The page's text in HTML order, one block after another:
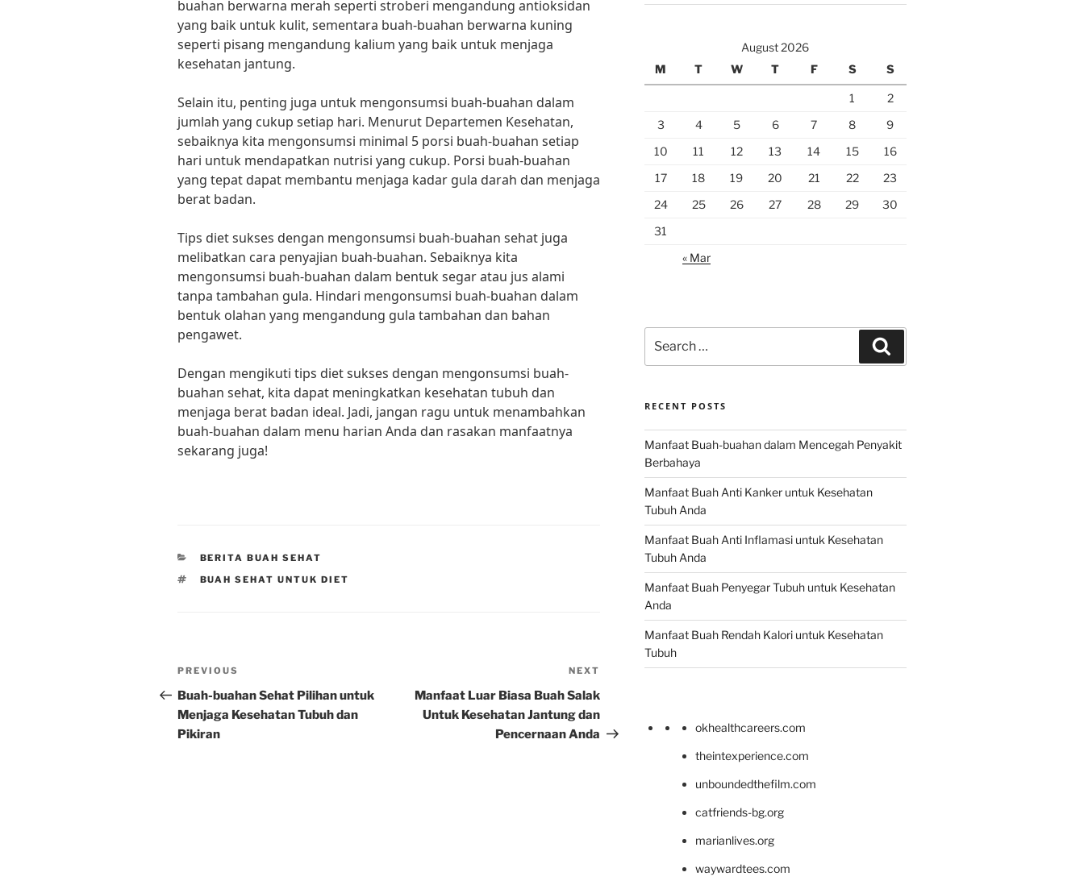
buahan berwarna merah seperti stroberi mengandung antioksidan
yang baik untuk kulit, sementara buah-buahan berwarna kuning
seperti pisang mengandung kalium yang baik untuk menjaga
kesehatan jantung.
Selain itu, penting juga untuk mengonsumsi buah-buahan dalam
jumlah yang cukup setiap hari. Menurut Departemen Kesehatan,
sebaiknya kita mengonsumsi minimal 5 porsi buah-buahan setiap
hari untuk mendapatkan nutrisi yang cukup. Porsi buah-buahan
yang tepat dapat membantu menjaga kadar gula darah dan menjaga
berat badan.
Tips diet sukses dengan mengonsumsi buah-buahan sehat juga
melibatkan cara penyajian buah-buahan. Sebaiknya kita
mengonsumsi buah-buahan dalam bentuk segar atau jus alami
tanpa tambahan gula. Hindari mengonsumsi buah-buahan dalam
bentuk olahan yang mengandung gula tambahan dan bahan
pengawet.
Dengan mengikuti tips diet sukses dengan mengonsumsi buah-
buahan sehat, kita dapat meningkatkan kesehatan tubuh dan
menjaga berat badan ideal. Jadi, jangan ragu untuk menambahkan
buah-buahan dalam menu harian Anda dan rasakan manfaatnya
sekarang juga!
CATEGORIES
BERITA BUAH SEHAT
TAGS
BUAH SEHAT UNTUK DIET
Post
navigation
Previous
Post
PREVIOUS
Buah-buahan Sehat Pilihan untuk
Menjaga Kesehatan Tubuh dan
Pikiran
Post
NEXT
Manfaat Luar Biasa Buah Salak
Untuk Kesehatan Jantung dan
Pencernaan Anda
August 2026
M
T W T F S S
1
2
3
4 5 6 7 8
9
10
11 12 13 14 15
16
17
18 19 20 21 22
23
24
25 26 27 28 29
30
31
« Mar
for:
RECENT POSTS
Manfaat Buah-buahan dalam Mencegah Penyakit
Berbahaya
Manfaat Buah Anti Kanker untuk Kesehatan
Tubuh Anda
Manfaat Buah Anti Inflamasi untuk Kesehatan
Tubuh Anda
Manfaat Buah Penyegar Tubuh untuk Kesehatan
Anda
Manfaat Buah Rendah Kalori untuk Kesehatan
Tubuh
okhealthcareers.com
theintexperience.com
unboundedthefilm.com
catfriends-bg.org
marianlives.org
waywardtees.com